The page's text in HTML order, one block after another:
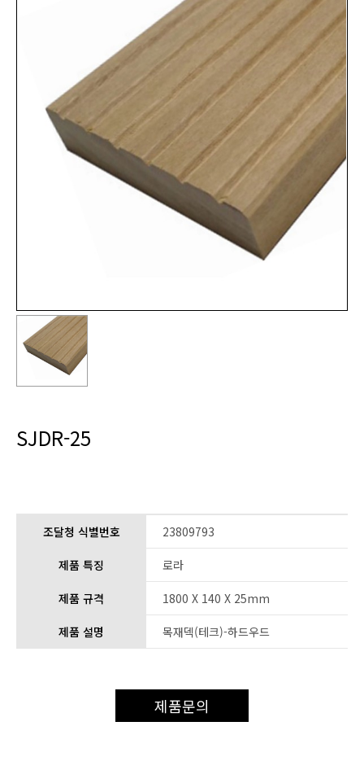
SJDR-25
조달청 식별번호 23809793
제품 특징 로라
제품 규격 1800 X 140 X 25mm
제품 설명 목재덱(테크)-하드우드
제품문의